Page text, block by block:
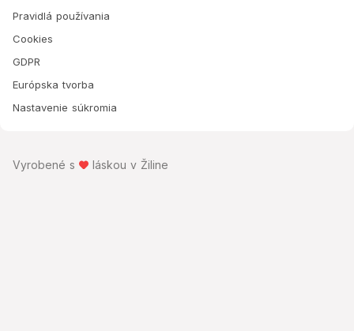
Pravidlá používania
Cookies
GDPR
Európska tvorba
Nastavenie súkromia
Vyrobené s láskou v Žiline